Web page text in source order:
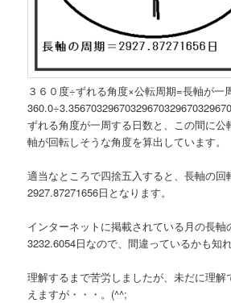
３６０度÷ずれる角度×公転周期=長軸が一
ずれる角度が一周する日数と、この間に
軸が回転しそうな角度を算出しています。
適当なところで四捨五入すると、長軸の回
2927.87271656日となります。
インターネットに掲載されている月の長軸
3232.6054日なので、間違っているかも知
理解するまで苦労しましたが、未だに理解
えますが・・・。(^^;